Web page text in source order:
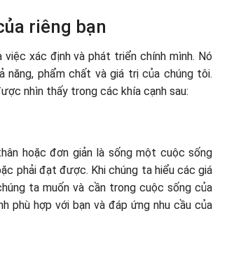
riêng bạn
xác định và phát triển chính mình. Nó
năng, phẩm chất và giá trị của chúng tôi.
nhìn thấy trong các khía cạnh sau:
hoặc đơn giản là sống một cuộc sống
phải đạt được. Khi chúng ta hiểu các giá
ta muốn và cần trong cuộc sống của
phù hợp với bạn và đáp ứng nhu cầu của